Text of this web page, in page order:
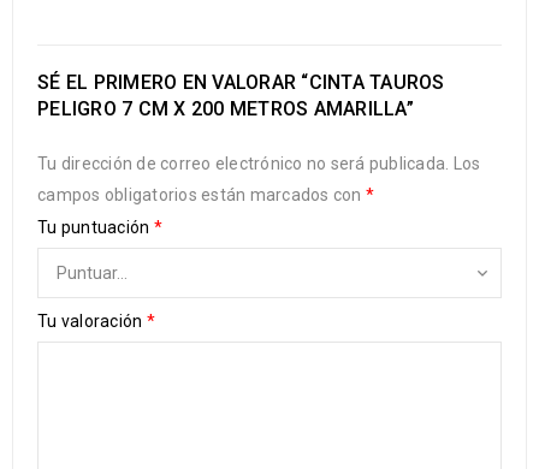
SÉ EL PRIMERO EN VALORAR “CINTA TAUROS
PELIGRO 7 CM X 200 METROS AMARILLA”
Tu dirección de correo electrónico no será publicada. Los
campos obligatorios están marcados con *
Tu puntuación *
Tu valoración *